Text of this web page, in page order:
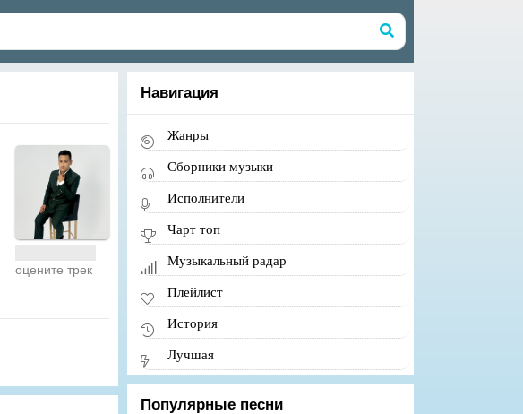
оцените трек
Навигация
Жанры
Сборники музыки
Исполнители
Чарт топ
Музыкальный радар
Плейлист
История
Лучшая
Популярные песни